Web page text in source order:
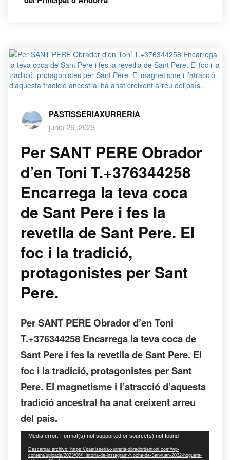
PASTISSERIAXURRERIA
junio 26, 2023
Per SANT PERE Obrador
d’en Toni T.+376344258
Encarrega la teva coca
de Sant Pere i fes la
revetlla de Sant Pere. El
foc i la tradició,
protagonistes per Sant
Pere.
Per SANT PERE Obrador d’en Toni
T.+376344258 Encarrega la teva coca de
Sant Pere i fes la revetlla de Sant Pere. El
foc i la tradició, protagonistes per Sant
Pere. El magnetisme i l’atracció d’aquesta
tradició ancestral ha anat creixent arreu
del país.
Reproductor
vídeo
Media error: Format(s) not supported or source(s) not found
Descargar archivo: https://pastisseria-xurreria-obradordentoni.com/wp-
content/uploads/2023/06/Historia-de-instagram-Noche-de-San-juan-2022-hoguera-